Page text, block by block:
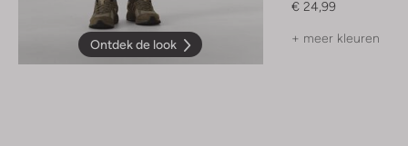
Ontdek de look
€ 24,99
+ meer kleuren